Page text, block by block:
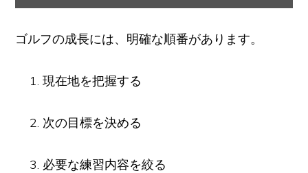
ゴルフの成長には、明確な順番があります。
現在地を把握する
次の目標を決める
必要な練習内容を絞る